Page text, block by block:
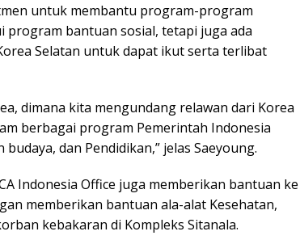
untuk membantu program-program
program bantuan sosial, tetapi juga ada
Selatan untuk dapat ikut serta terlibat
dimana kita mengundang relawan dari Korea
berbagai program Pemerintah Indonesia
dan Pendidikan,” jelas Saeyoung.
Indonesia Office juga memberikan bantuan ke
memberikan bantuan ala-alat Kesehatan,
kebakaran di Kompleks Sitanala.